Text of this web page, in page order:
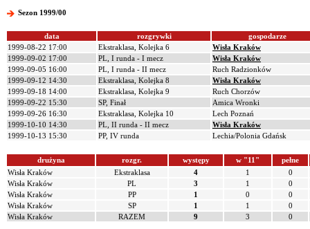
Sezon 1999/00
data rozgrywki
gospodarze
1999-08-22 17:00
Ekstraklasa, Kolejka 6
Wisła Kraków
1999-09-02 17:00
PL, I runda - I mecz
Wisła Kraków
1999-09-05 16:00
PL, I runda - II mecz
Ruch Radzionków
1999-09-12 14:30
Ekstraklasa, Kolejka 8
Wisła Kraków
1999-09-18 14:00
Ekstraklasa, Kolejka 9
Ruch Chorzów
1999-09-22 15:30
SP, Finał
Amica Wronki
1999-09-26 16:30
Ekstraklasa, Kolejka 10
Lech Poznań
1999-10-10 14:30
PL, II runda - II mecz
Wisła Kraków
1999-10-13 15:30
PP, IV runda Lechia/Polonia Gdańsk
drużyna rozgr. występy w "11"
pełne
Wisła Kraków
Ekstraklasa 4 1
0
Wisła Kraków
PL 3 1
0
Wisła Kraków
PP 1 0
0
Wisła Kraków
SP 1 1
0
Wisła Kraków
RAZEM 9 3 0